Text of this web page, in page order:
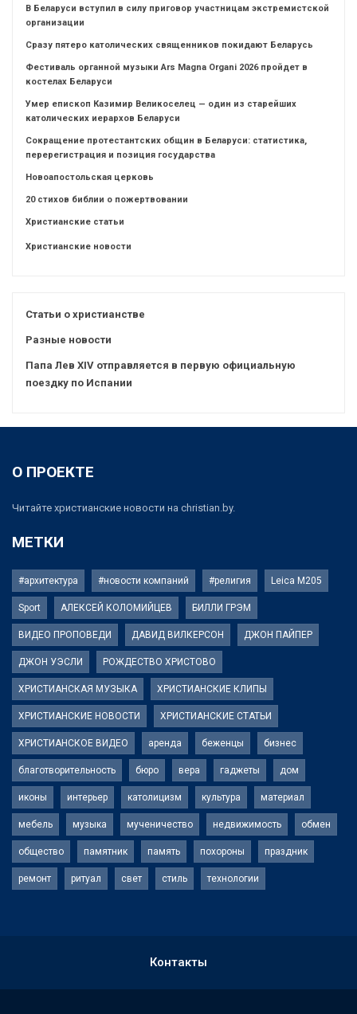
В Беларуси вступил в силу приговор участницам экстремистской
организации
Сразу пятеро католических священников покидают Беларусь
Фестиваль органной музыки Ars Magna Organi 2026 пройдет в
костелах Беларуси
Умер епископ Казимир Великоселец — один из старейших
католических иерархов Беларуси
Сокращение протестантских общин в Беларуси: статистика,
перерегистрация и позиция государства
Новоапостольская церковь
20 стихов библии о пожертвовании
Христианские статьи
Христианские новости
Статьи о христианстве
Разные новости
Папа Лев XIV отправляется в первую официальную
поездку по Испании
О ПРОЕКТЕ
Читайте христианские новости на christian.by.
МЕТКИ
#архитектура #новости компаний #религия Leica M205
Sport АЛЕКСЕЙ КОЛОМИЙЦЕВ БИЛЛИ ГРЭМ
ВИДЕО ПРОПОВЕДИ ДАВИД ВИЛКЕРСОН ДЖОН ПАЙПЕР
ДЖОН УЭСЛИ РОЖДЕСТВО ХРИСТОВО
ХРИСТИАНСКАЯ МУЗЫКА ХРИСТИАНСКИЕ КЛИПЫ
ХРИСТИАНСКИЕ НОВОСТИ ХРИСТИАНСКИЕ СТАТЬИ
ХРИСТИАНСКОЕ ВИДЕО аренда беженцы бизнес
благотворительность бюро вера гаджеты дом
иконы интерьер католицизм культура материал
мебель музыка мученичество недвижимость обмен
общество памятник память похороны праздник
ремонт ритуал свет стиль технологии
Контакты